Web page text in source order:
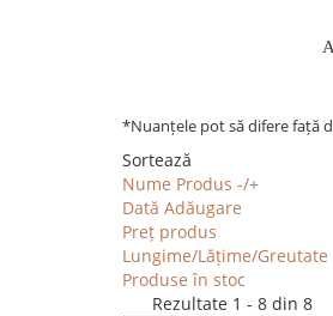
*Nuanțele pot să difere față
Sortează
Nume Produs -/+
Dată Adăugare
Preț produs
Lungime/Lățime/Greutate
Produse în stoc
Rezultate 1 - 8 din 8